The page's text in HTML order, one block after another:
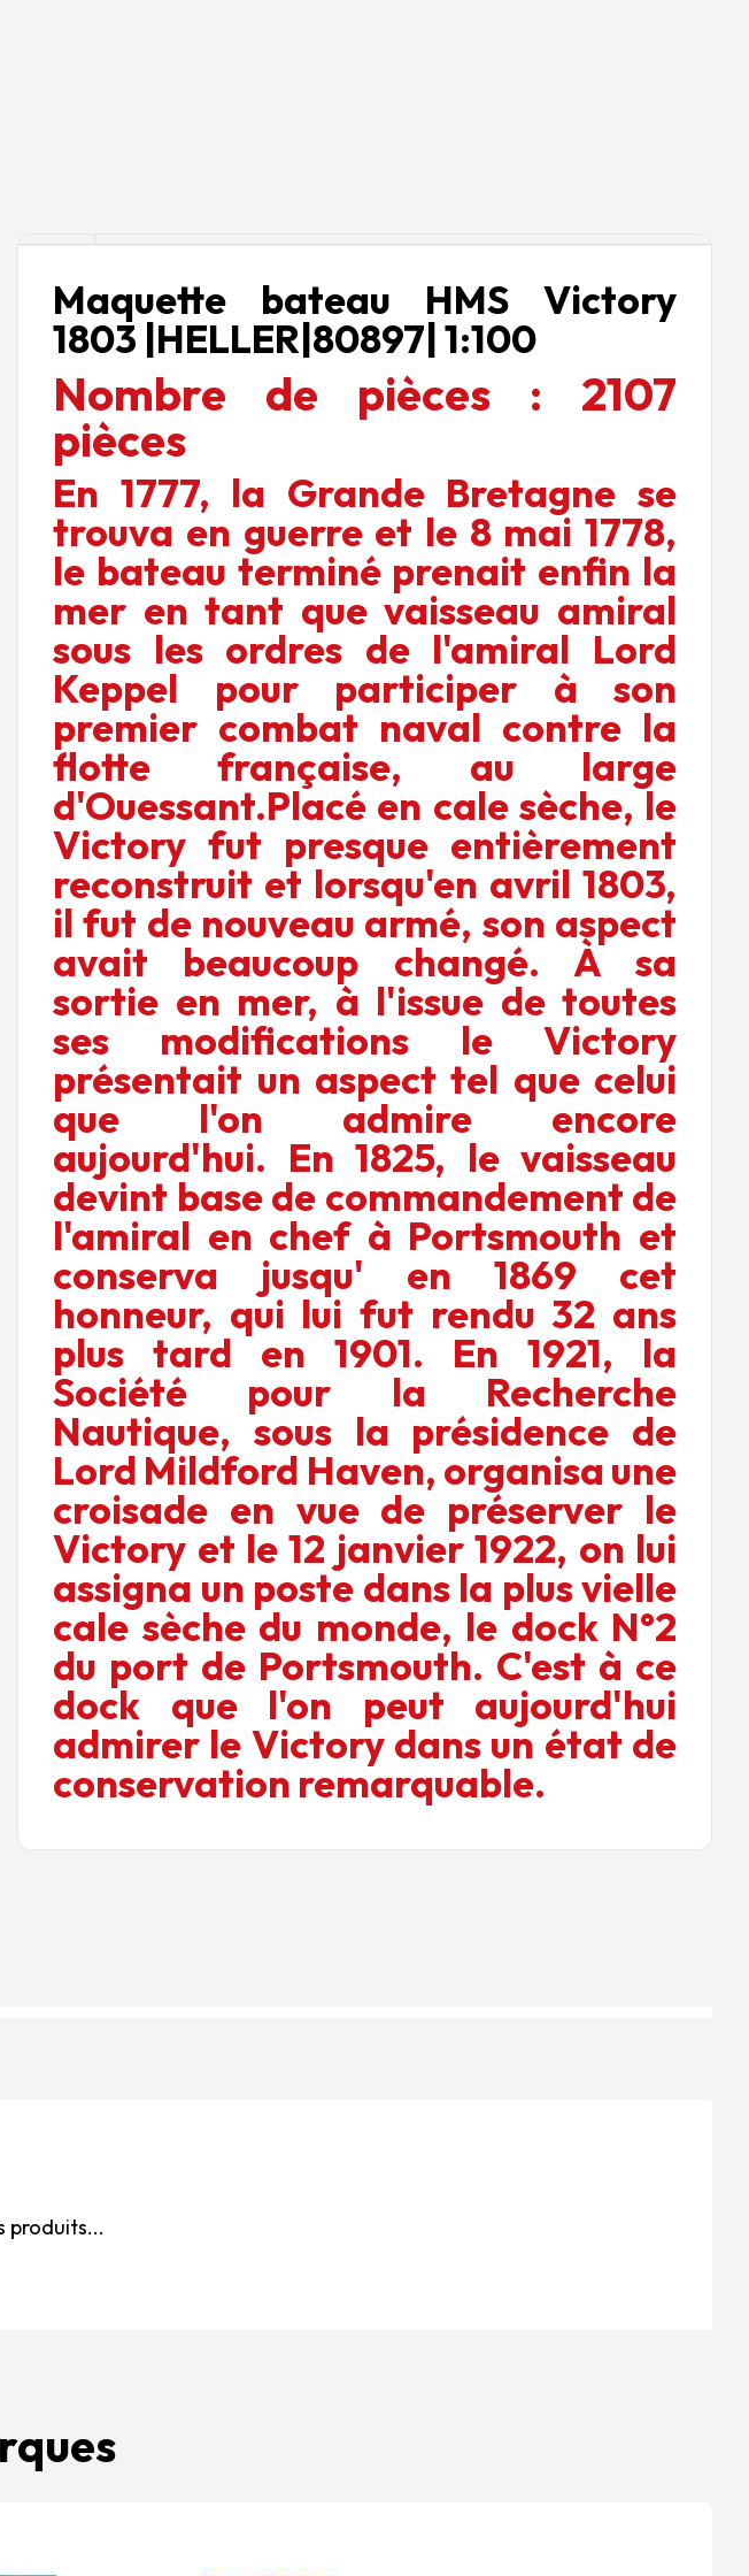
Maquette bateau HMS Victory
1803 |HELLER|80897| 1:100
Nombre de pièces : 2107
pièces
En 1777, la Grande Bretagne se
trouva en guerre et le 8 mai 1778,
le bateau terminé prenait enfin la
mer en tant que vaisseau amiral
sous les ordres de l'amiral Lord
Keppel pour participer à son
premier combat naval contre la
flotte française, au large
d'Ouessant.Placé en cale sèche, le
Victory fut presque entièrement
reconstruit et lorsqu'en avril 1803,
il fut de nouveau armé, son aspect
avait beaucoup changé. À sa
sortie en mer, à l'issue de toutes
ses modifications le Victory
présentait un aspect tel que celui
que l'on admire encore
aujourd'hui. En 1825, le vaisseau
devint base de commandement de
l'amiral en chef à Portsmouth et
conserva jusqu' en 1869 cet
honneur, qui lui fut rendu 32 ans
plus tard en 1901. En 1921, la
Société pour la Recherche
Nautique, sous la présidence de
Lord Mildford Haven, organisa une
croisade en vue de préserver le
Victory et le 12 janvier 1922, on lui
assigna un poste dans la plus vielle
cale sèche du monde, le dock N°2
du port de Portsmouth. C'est à ce
dock que l'on peut aujourd'hui
admirer le Victory dans un état de
conservation remarquable.
produits...